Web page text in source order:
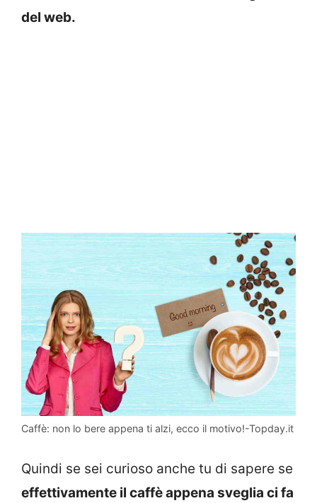
del web.
Caffè: non lo bere appena ti alzi, ecco il motivo!-Topday.it
Quindi se sei curioso anche tu di sapere se
effettivamente il caffè appena sveglia ci fa